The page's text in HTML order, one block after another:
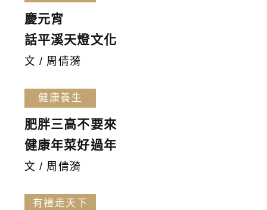
慶元宵
話平溪天燈文化
文 / 周倩漪
健康養生
肥胖三高不要來
健康年菜好過年
文 / 周倩漪
有禮走天下